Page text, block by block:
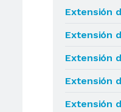
Extensión
Extensión
Extensión
Extensión
Extensión